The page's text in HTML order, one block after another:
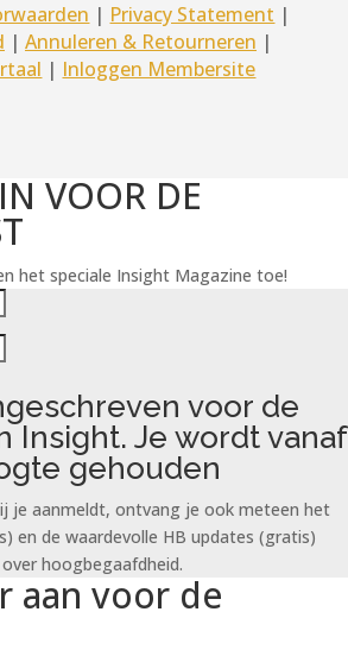
| Privacy Statement |
| Annuleren & Retourneren |
| Inloggen Membersite
VOOR DE
het speciale Insight Magazine toe!
voor de
Insight. Je wordt vanaf
gehouden
je aanmeldt, ontvang je ook meteen het
en de waardevolle HB updates (gratis)
hoogbegaafdheid.
aan voor de